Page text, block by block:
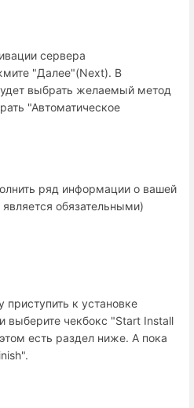
сервера
"Далее"(Next). В
выбрать желаемый метод
"Автоматическое
ряд информации о вашей
обязательными)
к установке
выберите чекбокс "Start Install
есть раздел ниже. А пока